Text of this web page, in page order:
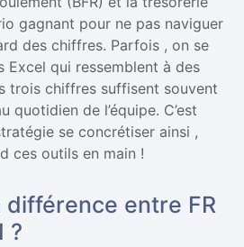
gagnant pour ne pas naviguer
des chiffres. Parfois , on se
Excel qui ressemblent à des
trois chiffres suffisent souvent
quotidien de l’équipe. C’est
se concrétiser ainsi ,
ces outils en main !
différence entre FR
?